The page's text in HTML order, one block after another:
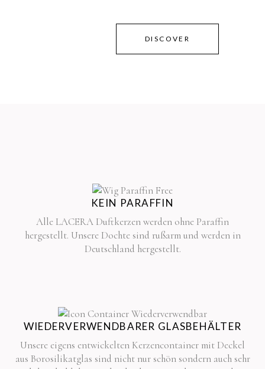
DISCOVER
KEIN PARAFFIN
Alle LACERA Duftkerzen werden ohne Paraffin
hergestellt. Unsere Dochte sind rußarm und werden in
Deutschland hergestellt.
WIEDERVERWENDBARER GLASBEHÄLTER
Unsere eigens entwickelten Kerzencontainer mit Deckel
aus Borosilikatglas sind nicht nur schön sondern auch sehr